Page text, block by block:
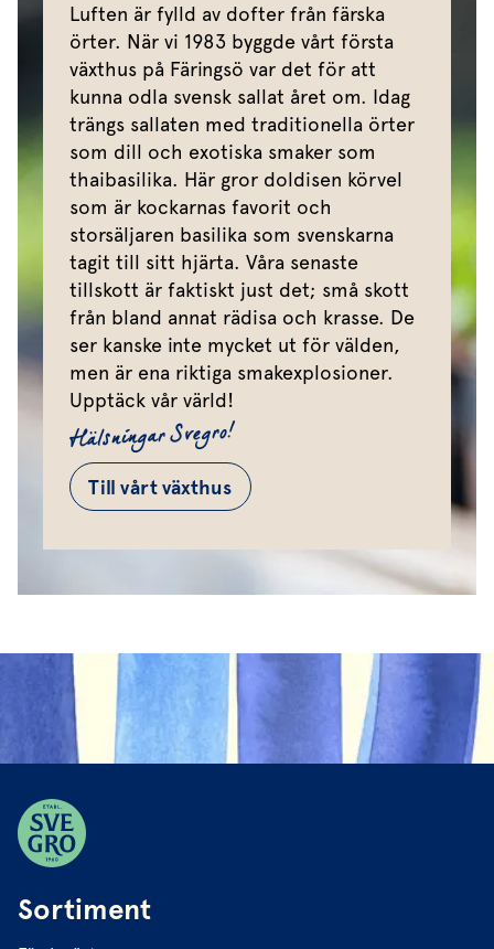
Luften är fylld av dofter från färska
örter. När vi 1983 byggde vårt första
växthus på Färingsö var det för att
kunna odla svensk sallat året om. Idag
trängs sallaten med traditionella örter
som dill och exotiska smaker som
thaibasilika. Här gror doldisen körvel
som är kockarnas favorit och
storsäljaren basilika som svenskarna
tagit till sitt hjärta. Våra senaste
tillskott är faktiskt just det; små skott
från bland annat rädisa och krasse. De
ser kanske inte mycket ut för välden,
men är ena riktiga smakexplosioner.
Upptäck vår värld!
Hälsningar Svegro!
Till vårt växthus
Sortiment